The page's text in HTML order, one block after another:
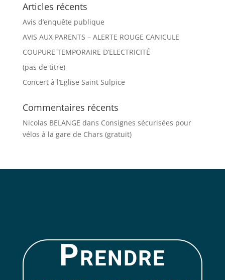
Articles récents
Avis d’enquête publique
AVIS AUX PARENTS – ALERTE ROUGE CANICULE
COUPURE TEMPORAIRE D’ELECTRICITÉ
(pas de titre)
Concert à l’Eglise Saint Sulpice
Commentaires récents
Nicolas BELANGE dans Consignes sécurisées pour
vélos à la gare de Chars (gratuit)
Prendre